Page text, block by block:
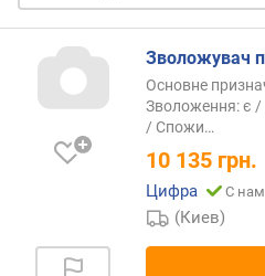
д
п
щ
Зволожувач
Основне
Зволоження: є
/ Спожи…
10 135 грн.
Цифра С
(Киев)